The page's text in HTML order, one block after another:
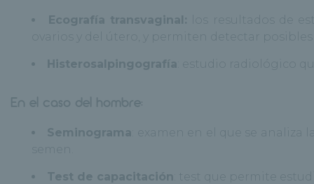
Ecografía transvaginal : los resultados de
ovarios y del útero, y permiten detectar
Histerosalpingografía : estudio radiológico
En el caso del hombre:
Seminograma : examen en el que se
semen.
Test de capacitación : test que permite